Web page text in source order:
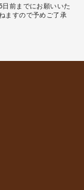
前までにお願いいた
ますので予めご了承